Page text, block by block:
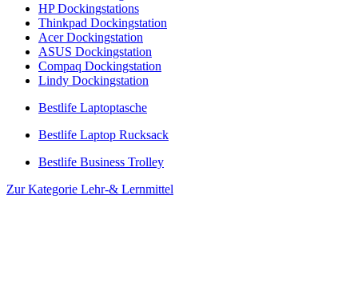
HP Dockingstations
Thinkpad Dockingstation
Acer Dockingstation
ASUS Dockingstation
Compaq Dockingstation
Lindy Dockingstation
Bestlife Laptoptasche
Bestlife Laptop Rucksack
Bestlife Business Trolley
Zur Kategorie Lehr-& Lernmittel